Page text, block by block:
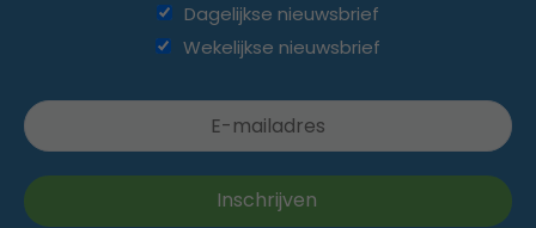
Dagelijkse nieuwsbrief
Wekelijkse nieuwsbrief